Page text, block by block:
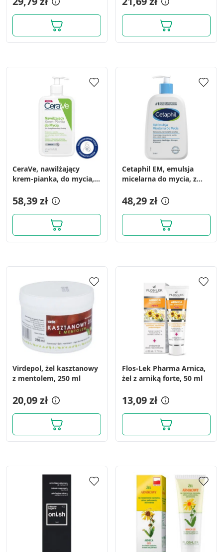
CeraVe, nawilżający
krem-pianka, do mycia,
58,39 zł
Cetaphil EM, emulsja
micelarna do mycia, z
48,29 zł
Virdepol, żel kasztanowy
z mentolem, 250 ml
20,09 zł
Flos-Lek Pharma Arnica,
żel z arniką forte, 50 ml
13,09 zł